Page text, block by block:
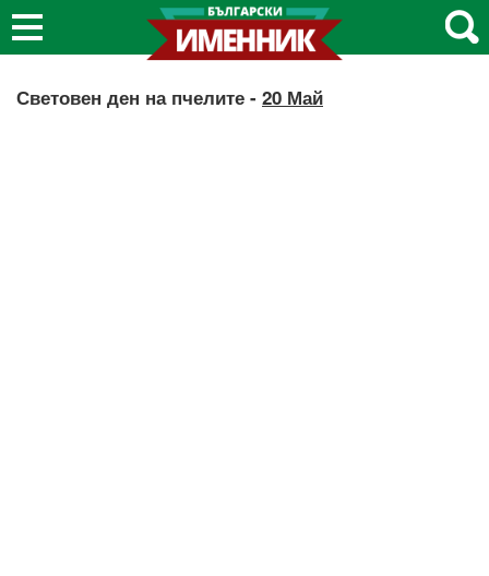
Световен ден на пчелите - 20 Май